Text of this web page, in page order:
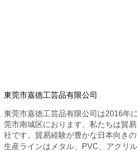
東莞市嘉徳工芸品有限公司
東莞市嘉徳工芸品有限公司 は2016年
莞市南城区におります、私たちは貿
社です。 貿易経験が豊かな日本向き
生産ラインはメタル、PVC、アクリル